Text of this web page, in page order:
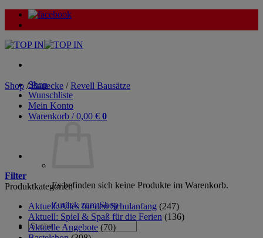
Zum
Inhalt
Shop
Wunschliste
Mein Konto
Warenkorb /0,00 € 0
Es befinden sich keine Produkte im Warenkorb.
Zurück zum Shop
Suche
nach:
Shop / Bauecke / Revell Bausätze
Filter
Produktkategorien
Aktuell: Alles für den Schulanfang (247)
Aktuell: Spiel & Spaß für die Ferien (136)
Aktuelle Angebote (70)